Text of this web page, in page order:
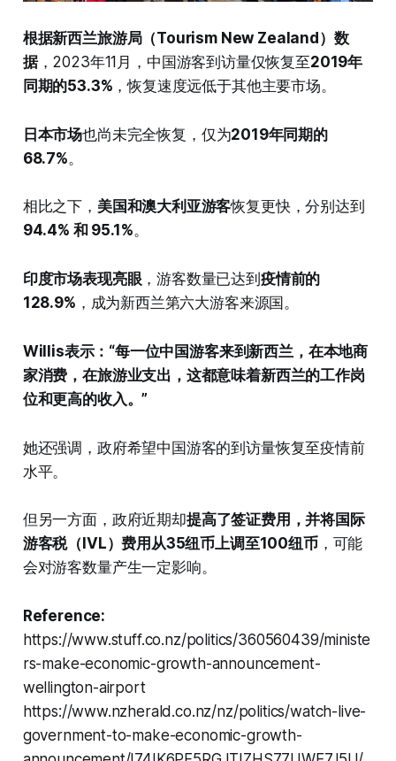
根据新西兰旅游局（Tourism New Zealand）数
据，2023年11月，中国游客到访量仅恢复至2019年
同期的53.3% ，恢复速度远低于其他主要市场。
日本市场也尚未完全恢复，仅为2019年同期的
68.7%。
相比之下， 美国和澳大利亚游客恢复更快，分别达到
94.4% 和 95.1%。
印度市场表现亮眼，游客数量已达到疫情前的
128.9% ，成为新西兰第六大游客来源国。
Willis表示：“每一位中国游客来到新西兰，在本地商
家消费，在旅游业支出，这都意味着新西兰的工作岗
位和更高的收入。”
她还强调，政府希望中国游客的到访量恢复至疫情前
水平。
但另一方面，政府近期却提高了签证费用，并将国际
游客税（IVL）费用从35纽币上调至100纽币，可能
会对游客数量产生一定影响。
Reference:
https://www.stuff.co.nz/politics/360560439/ministe
rs-make-economic-growth-announcement-
wellington-airport
https://www.nzherald.co.nz/nz/politics/watch-live-
government-to-make-economic-growth-